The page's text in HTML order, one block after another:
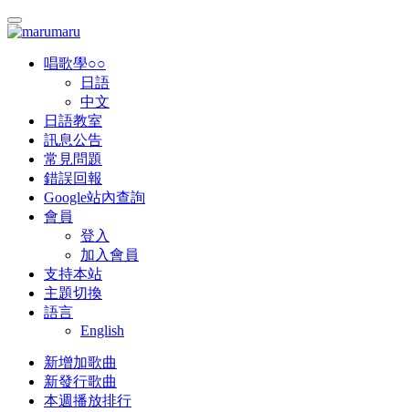
唱歌學○○
日語
中文
日語教室
訊息公告
常見問題
錯誤回報
Google站內查詢
會員
登入
加入會員
支持本站
主題切換
語言
English
新增加歌曲
新發行歌曲
本週播放排行